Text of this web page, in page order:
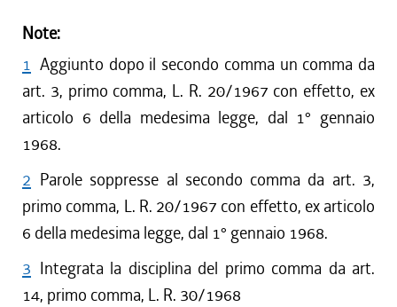
Note:
1 Aggiunto dopo il secondo comma un comma da
art. 3, primo comma, L. R. 20/1967 con effetto, ex
articolo 6 della medesima legge, dal 1° gennaio
1968.
2 Parole soppresse al secondo comma da art. 3,
primo comma, L. R. 20/1967 con effetto, ex articolo
6 della medesima legge, dal 1° gennaio 1968.
3 Integrata la disciplina del primo comma da art.
14, primo comma, L. R. 30/1968